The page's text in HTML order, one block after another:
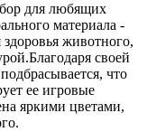
для любящих
материала -
здоровья животного,
своей
что
ее игровые
яркими цветами,